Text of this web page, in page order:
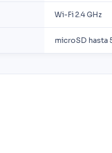
Wi-Fi 2.4 GHz
microSD hasta